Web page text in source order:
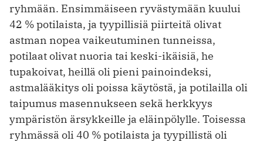
ryhmään. Ensimmäiseen ryvästymään kuului
42 % potilaista, ja tyypillisiä piirteitä olivat
astman nopea vaikeutuminen tunneissa,
potilaat olivat nuoria tai keski-ikäisiä, he
tupakoivat, heillä oli pieni painoindeksi,
astmalääkitys oli poissa käytöstä, ja potilailla oli
taipumus masennukseen sekä herkkyys
ympäristön ärsykkeille ja eläinpölylle. Toisessa
ryhmässä oli 40 % potilaista ja tyypillistä oli